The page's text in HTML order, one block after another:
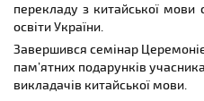
перекладу з китайської мови
освіти України.
Завершився семінар
пам’ятних подарунків
викладачів китайської мови.